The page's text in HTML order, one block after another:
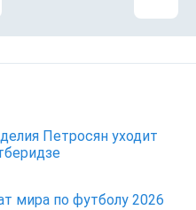
Петросян уходит
мира по футболу 2026